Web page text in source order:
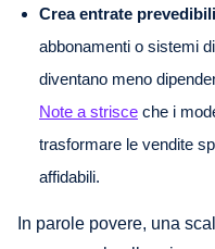
Crea entrate
abbonamenti o sistemi
diventano meno
Note a strisce che i
trasformare le vendite
affidabili.
In parole povere, una